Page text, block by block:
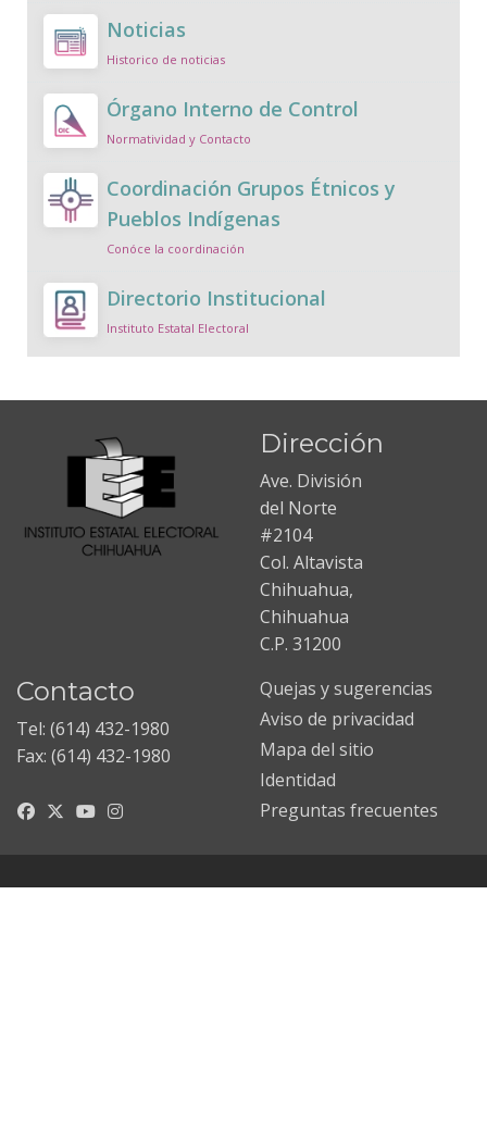
Noticias
Historico de noticias
Órgano Interno de Control
Normatividad y Contacto
Coordinación Grupos Étnicos y
Pueblos Indígenas
Conóce la coordinación
Directorio Institucional
Instituto Estatal Electoral
Dirección
Ave. División
del Norte
#2104
Col. Altavista
Chihuahua,
Chihuahua
C.P. 31200
Contacto
Tel: (614) 432-1980
Fax: (614) 432-1980
Quejas y sugerencias
Aviso de privacidad
Mapa del sitio
Identidad
Preguntas frecuentes